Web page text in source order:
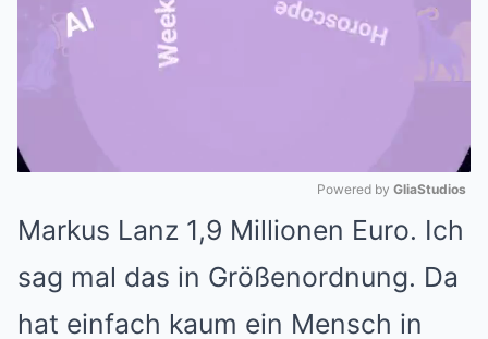
Mute
Powered by GliaStudios
Markus Lanz 1,9 Millionen Euro. Ich
sag mal das in Größenordnung. Da
hat einfach kaum ein Mensch in